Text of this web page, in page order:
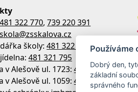
481 322 770,739 220 391
skola@zsskalova.cz
školy:481 322 770
481 321 795
v Alešově ul. 1723:481 322 758
v Alešově ul. 1059:481 313 533
Používáme
Dobrý den,
základní
správného